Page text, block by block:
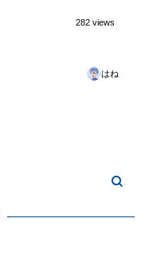
282 views
はね